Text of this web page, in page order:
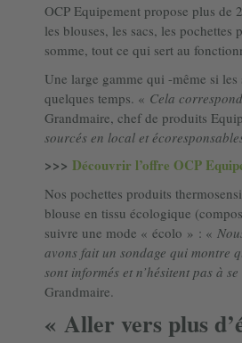
OCP Equipement propose plus de
les blouses, les sacs, les
somme, tout ce qui sert au
Une large gamme qui -même si
quelques temps. « Cela
Grandmaire, chef de produits
sourcés en local et
>>> Découvrir l’offre OCP
Nos pochettes produits
blouse en tissu écologique
suivre une mode « écolo » : «
avons fait un sondage qui montre
sont informés et n’hésitent pas à
Grandmaire.
« Aller vers plus